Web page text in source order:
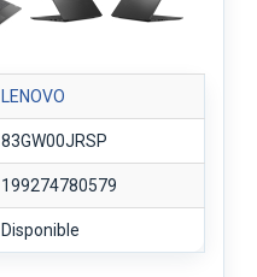
LENOVO
83GW00JRSP
199274780579
Disponible